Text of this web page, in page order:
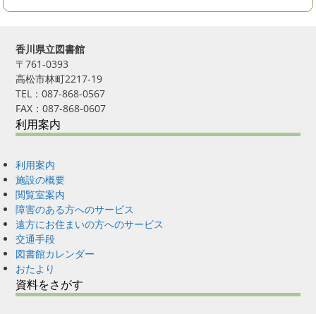
香川県立図書館
〒761-0393
高松市林町2217-19
TEL：087-868-0567
FAX：087-868-0607
利用案内
利用案内
施設の概要
閲覧室案内
障害のある方へのサービス
遠方にお住まいの方へのサービス
交通手段
図書館カレンダー
おたより
資料をさがす